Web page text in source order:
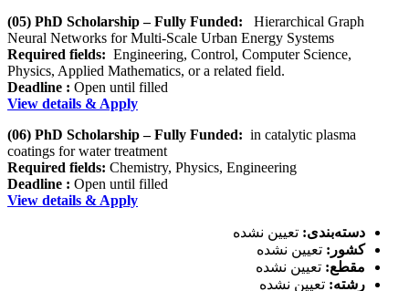
(05) PhD Scholarship – Fully Funded: Hierarchical Graph
Neural Networks for Multi-Scale Urban Energy Systems
Required fields: Engineering, Control, Computer Science,
Physics, Applied Mathematics, or a related field.
Deadline : Open until filled
View details & Apply
(06) PhD Scholarship – Fully Funded: in catalytic plasma
coatings for water treatment
Required fields: Chemistry, Physics, Engineering
Deadline : Open until filled
View details & Apply
دسته‌بندی: تعیین نشده
کشور: تعیین نشده
مقطع: تعیین نشده
رشته: تعیین نشده